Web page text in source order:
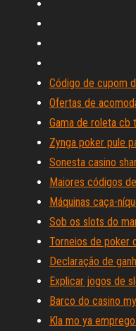
Código de cupom
Ofertas de
Gama de roleta cb
Zynga poker pule
Sonesta casino
Maiores códigos
Máquinas caça-
Sob os slots do
Torneios de poker
Declaração de
Explicar jogos de
Barco do casino
Kla mo ya